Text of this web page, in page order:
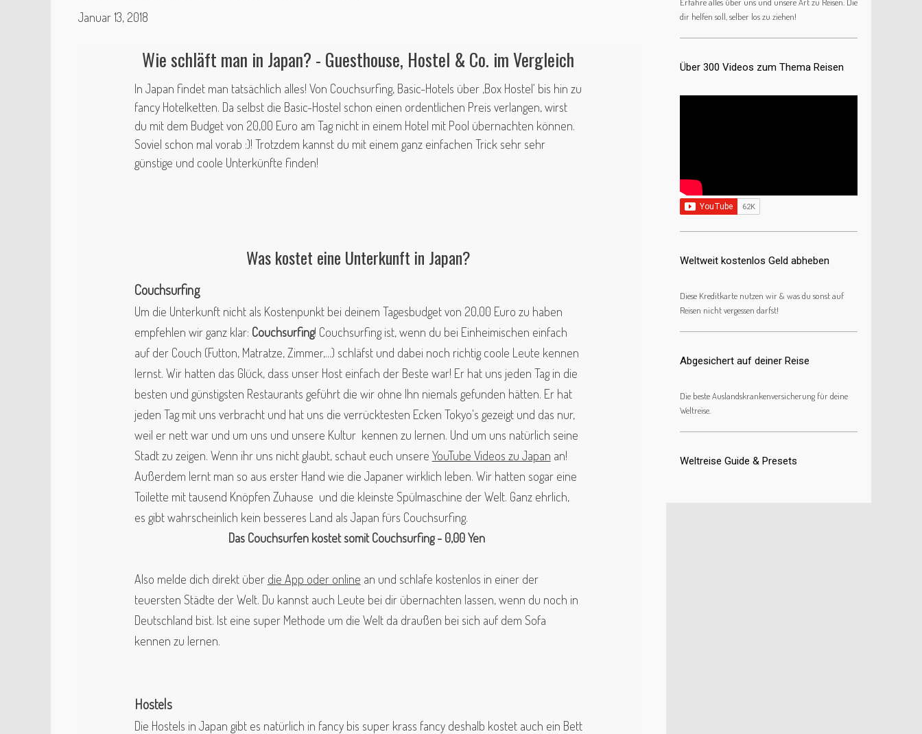
Januar 13, 2018
Wie schläft man in Japan? - Guesthouse, Hostel & Co. im Vergleich
In Japan findet man tatsächlich alles! Von Couchsurfing, Basic-Hotels über ‚Box Hostel‘ bis hin zu
fancy Hotelketten. Da selbst die Basic-Hostel schon einen ordentlichen Preis verlangen, wirst
du mit dem Budget von 20,00 Euro am Tag nicht in einem Hotel mit Pool übernachten können.
Soviel schon mal vorab :)! Trotzdem kannst du mit einem ganz einfachen Trick sehr sehr
günstige und coole Unterkünfte finden!
Was kostet eine Unterkunft in Japan?
Couchsurfing
Um die Unterkunft nicht als Kostenpunkt bei deinem Tagesbudget von 20,00 Euro zu haben
empfehlen wir ganz klar: Couchsurfing! Couchsurfing ist, wenn du bei Einheimischen einfach
auf der Couch (Futton, Matratze, Zimmer,...) schläfst und dabei noch richtig coole Leute kennen
lernst. Wir hatten das Glück, dass unser Host einfach der Beste war! Er hat uns jeden Tag in die
besten und günstigsten Restaurants geführt die wir ohne Ihn niemals gefunden hätten. Er hat
jeden Tag mit uns verbracht und hat uns die verrücktesten Ecken Tokyo's gezeigt und das nur,
weil er nett war und um uns und unsere Kultur kennen zu lernen. Und um uns natürlich seine
Stadt zu zeigen. Wenn ihr uns nicht glaubt, schaut euch unsere YouTube Videos zu Japan an!
Außerdem lernt man so aus erster Hand wie die Japaner wirklich leben. Wir hatten sogar eine
Toilette mit tausend Knöpfen Zuhause und die kleinste Spülmaschine der Welt. Ganz ehrlich,
es gibt wahrscheinlich kein besseres Land als Japan fürs Couchsurfing.
Das Couchsurfen kostet somitCouchsurfing - 0,00 Yen
Also melde dich direkt über die App oder online an und schlafe kostenlos in einer der
teuersten Städte der Welt. Du kannst auch Leute bei dir übernachten lassen, wenn du noch in
Deutschland bist. Ist eine super Methode um die Welt da draußen bei sich auf dem Sofa
kennen zu lernen.
Hostels
Die Hostels in Japan gibt es natürlich in fancy bis super krass fancy deshalb kostet auch ein Bett
dir helfen soll, selber los zu ziehen!
Über 300 Videos zum Thema Reisen
Weltweit kostenlos Geld abheben
Diese Kreditkarte nutzen wir & was du sonst auf
Reisen nicht vergessen darfst!
Abgesichert auf deiner Reise
Die beste Auslandskrankenversicherung für deine
Weltreise.
Weltreise Guide & Presets